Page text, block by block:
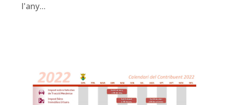
l'any...